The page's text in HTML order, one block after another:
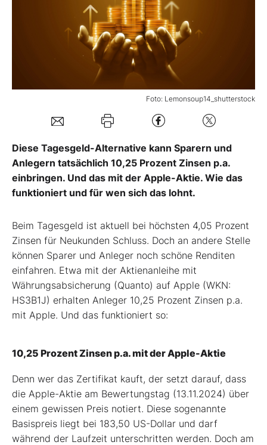
Mein Konto
Foto: Lemonsoup14_shutterstock
Diese Tagesgeld-Alternative kann Sparern und
Anlegern tatsächlich 10,25 Prozent Zinsen p.a.
einbringen. Und das mit der Apple-Aktie. Wie das
funktioniert und für wen sich das lohnt.
Beim Tagesgeld ist aktuell bei höchsten 4,05 Prozent
Zinsen für Neukunden Schluss. Doch an andere Stelle
können Sparer und Anleger noch schöne Renditen
einfahren. Etwa mit der Aktienanleihe mit
Währungsabsicherung (Quanto) auf Apple (WKN:
HS3B1J) erhalten Anleger 10,25 Prozent Zinsen p.a.
mit Apple. Und das funktioniert so:
10,25 Prozent Zinsen p.a. mit der Apple-Aktie
Denn wer das Zertifikat kauft, der setzt darauf, dass
die Apple-Aktie am Bewertungstag (13.11.2024) über
einem gewissen Preis notiert. Diese sogenannte
Basispreis liegt bei 183,50 US-Dollar und darf
während der Laufzeit unterschritten werden. Doch am